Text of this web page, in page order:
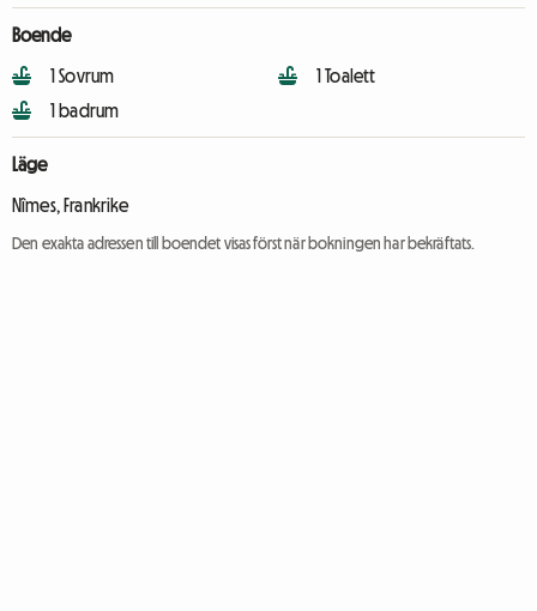
Boende
1 Sovrum
1 badrum
1 Toalett
Läge
Nîmes, Frankrike
Den exakta adressen till boendet visas först när bokningen har bekräftats.